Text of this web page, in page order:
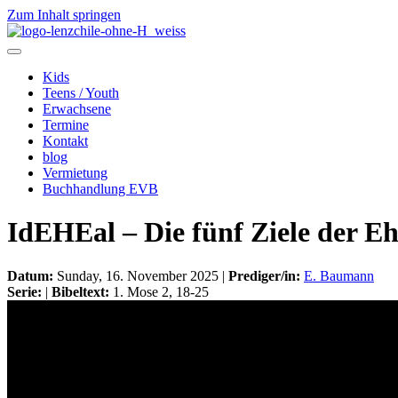
Zum Inhalt springen
Kids
Teens / Youth
Erwachsene
Termine
Kontakt
blog
Vermietung
Buchhandlung EVB
IdEHEal – Die fünf Ziele der
Datum: Sunday, 16. November 2025 | Prediger/in: E. Baumann
Serie: | Bibeltext: 1. Mose 2, 18-25